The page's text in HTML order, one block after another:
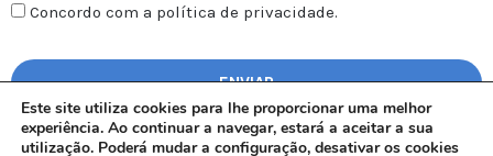
Concordo com a política de privacidade.
Este site utiliza cookies para lhe proporcionar uma melhor
experiência. Ao continuar a navegar, estará a aceitar a sua
utilização. Poderá mudar a configuração, desativar os cookies